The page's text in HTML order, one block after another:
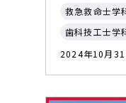
救急救命士学
歯科技工士学
2024年10月31